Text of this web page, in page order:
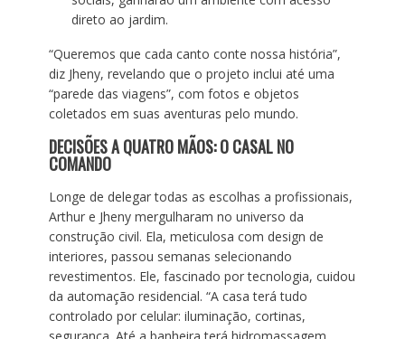
direto ao jardim.
“Queremos que cada canto conte nossa história”,
diz Jheny, revelando que o projeto inclui até uma
“parede das viagens”, com fotos e objetos
coletados em suas aventuras pelo mundo.
DECISÕES A QUATRO MÃOS: O CASAL NO
COMANDO
Longe de delegar todas as escolhas a profissionais,
Arthur e Jheny mergulharam no universo da
construção civil. Ela, meticulosa com design de
interiores, passou semanas selecionando
revestimentos. Ele, fascinado por tecnologia, cuidou
da automação residencial. “A casa terá tudo
controlado por celular: iluminação, cortinas,